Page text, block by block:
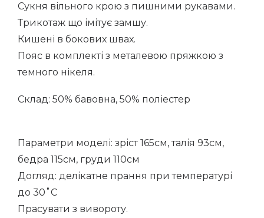
Сукня вільного крою з пишними рукавами.
Трикотаж що імітує замшу.
Кишені в бокових швах.
Пояс в комплекті з металевою пряжкою з
темного нікеля.
Склад: 50% бавовна, 50% поліестер
Параметри моделі: зріст 165см, талія 93см,
бедра 115см, груди 110см
Догляд: делікатне прання при температурі
до 30˚С
Прасувати з вивороту.